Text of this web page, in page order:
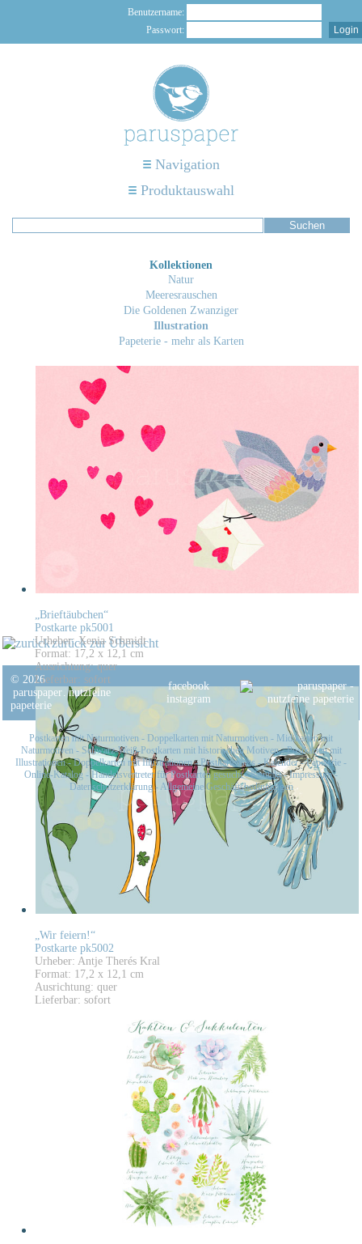
Benutzername:
Passwort:
Navigation
Produktauswahl
Kollektionen
Natur
Meeresrauschen
Die Goldenen Zwanziger
Illustration
Papeterie - mehr als Karten
„Brieftäubchen“
Postkarte pk5001
Urheber: Xenia Schmidt
Format: 17,2 x 12,1 cm
Ausrichtung: quer
Lieferbar: sofort
„Wir feiern!“
Postkarte pk5002
Urheber: Antje Therés Kral
Format: 17,2 x 12,1 cm
Ausrichtung: quer
Lieferbar: sofort
zurück zur Übersicht
© 2026
paruspaper. nutzfeine
papeterie
facebook
instagram
Postkarten mit Naturmotiven - Doppelkarten mit Naturmotiven - Midikarten mit
Naturmotiven - Schwarz-Weiß-Postkarten mit historischen Motiven-Postkarten mit
Illustrationen-Doppelkarten mit Illustrationen-Postkartensets-Kalender-Papeterie -
Online-Katalog -Handelsvertreter für Postkarten gesucht-Kontakt-Impressum-
Datenschutzerklärung- Allgemeine Geschäftsbedingungen